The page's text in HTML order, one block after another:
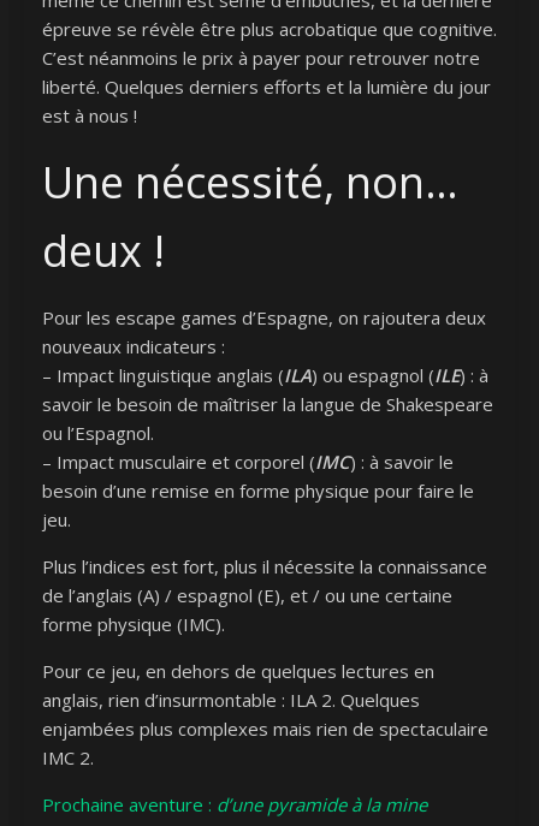
épreuve se révèle être plus acrobatique que cognitive.
C’est néanmoins le prix à payer pour retrouver notre
liberté. Quelques derniers efforts et la lumière du jour
est à nous !
Une nécessité, non…
deux !
Pour les escape games d’Espagne, on rajoutera deux
nouveaux indicateurs :
– Impact linguistique anglais (ILA) ou espagnol (ILE) : à
savoir le besoin de maîtriser la langue de Shakespeare
ou l’Espagnol.
– Impact musculaire et corporel (IMC) : à savoir le
besoin d’une remise en forme physique pour faire le
jeu.
Plus l’indices est fort, plus il nécessite la connaissance
de l’anglais (A) / espagnol (E), et / ou une certaine
forme physique (IMC).
Pour ce jeu, en dehors de quelques lectures en
anglais, rien d’insurmontable : ILA 2. Quelques
enjambées plus complexes mais rien de spectaculaire
IMC 2.
Prochaine aventure : d’une pyramide à la mine